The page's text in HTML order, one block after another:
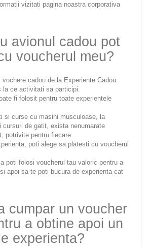
vizitati pagina noastra corporativa
avionul cadou pot
voucherul meu?
cadou de la Experiente Cadou
la ce activitati sa participi.
fi folosit pentru toate experientele
si curse cu masini musculoase, la
cursuri de gatit, exista nenumarate
potrivite pentru fiecare.
poti alege sa platesti cu voucherul
poti folosi voucherul tau valoric pentru a
apoi sa te poti bucura de experienta cat
cumpar un voucher
a obtine apoi un
experienta?